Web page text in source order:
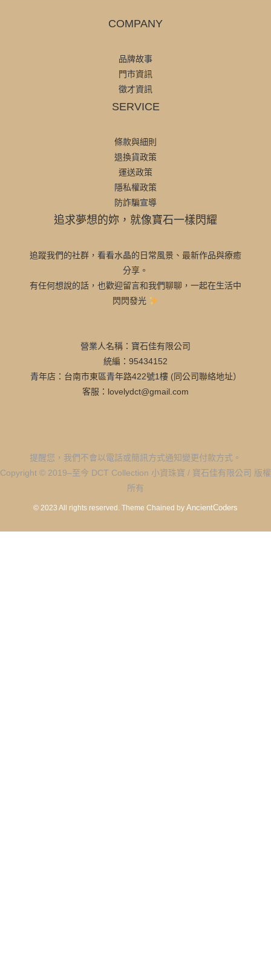
COMPANY
品牌故事
門市資訊
徵才資訊
SERVICE
條款與細則
退換貨政策
運送政策
隱私權政策
防詐騙宣導
追求夢想的妳，就像寶石一樣閃耀
追蹤我們的社群，看看水晶的日常風景、最新作品與療癒
分享。
有任何想說的話，也歡迎留言和我們聊聊，一起在生活中
閃閃發光
營業人名稱：寶石佳有限公司
統編：95434152
青年店：台南市東區青年路422號1樓 (同公司聯絡地址）
客服：lovelydct@gmail.com
提醒您，我們不會以電話或簡訊方式通知變更付款方式。
Copyright © 2019–至今 DCT Collection 小資珠寶 / 寶石佳有限公司 版權
所有
© 2023 All rights reserved. Theme Chained by AncientCoders